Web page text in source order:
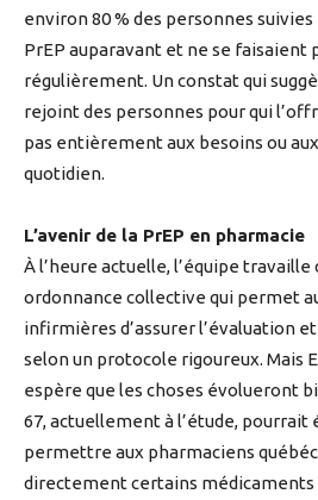
environ 80 % des personnes
PrEP auparavant et ne se faisaient
régulièrement. Un constat qui
rejoint des personnes pour qui
pas entièrement aux besoins ou
quotidien.
L’avenir de la PrEP en pharmacie
À l’heure actuelle, l’équipe travaille
ordonnance collective qui permet
infirmières d’assurer l’évaluation
selon un protocole rigoureux. Mais
espère que les choses évolueront
67, actuellement à l’étude,
permettre aux pharmaciens
directement certains